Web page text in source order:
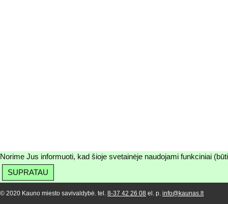
Norime Jus informuoti, kad šioje svetainėje naudojami funkciniai
SUPRATAU
© 2020 Kauno miesto savivaldybė. tel. 8-37 42 26 08 el. p. info@kaunas.lt